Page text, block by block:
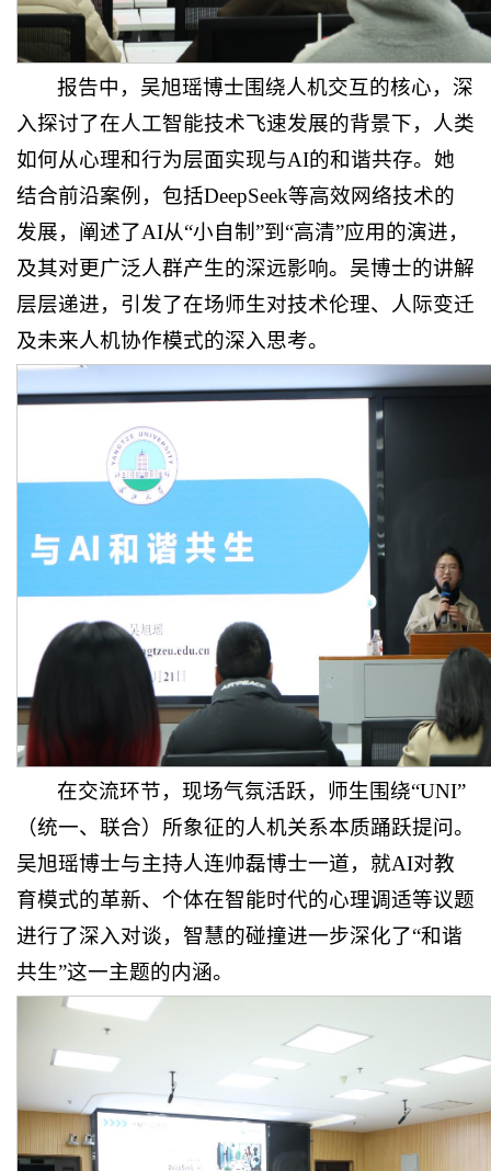
报告中，吴旭瑶博士围绕人机交互的核心，深
入探讨了在人工智能技术飞速发展的背景下，人类
如何从心理和行为层面实现与AI的和谐共存。她
结合前沿案例，包括DeepSeek等高效网络技术的
发展，阐述了AI从“小自制”到“高清”应用的演进，
及其对更广泛人群产生的深远影响。吴博士的讲解
层层递进，引发了在场师生对技术伦理、人际变迁
及未来人机协作模式的深入思考。
在交流环节，现场气氛活跃，师生围绕“UNI”
（统一、联合）所象征的人机关系本质踊跃提问。
吴旭瑶博士与主持人连帅磊博士一道，就AI对教
育模式的革新、个体在智能时代的心理调适等议题
进行了深入对谈，智慧的碰撞进一步深化了“和谐
共生”这一主题的内涵。